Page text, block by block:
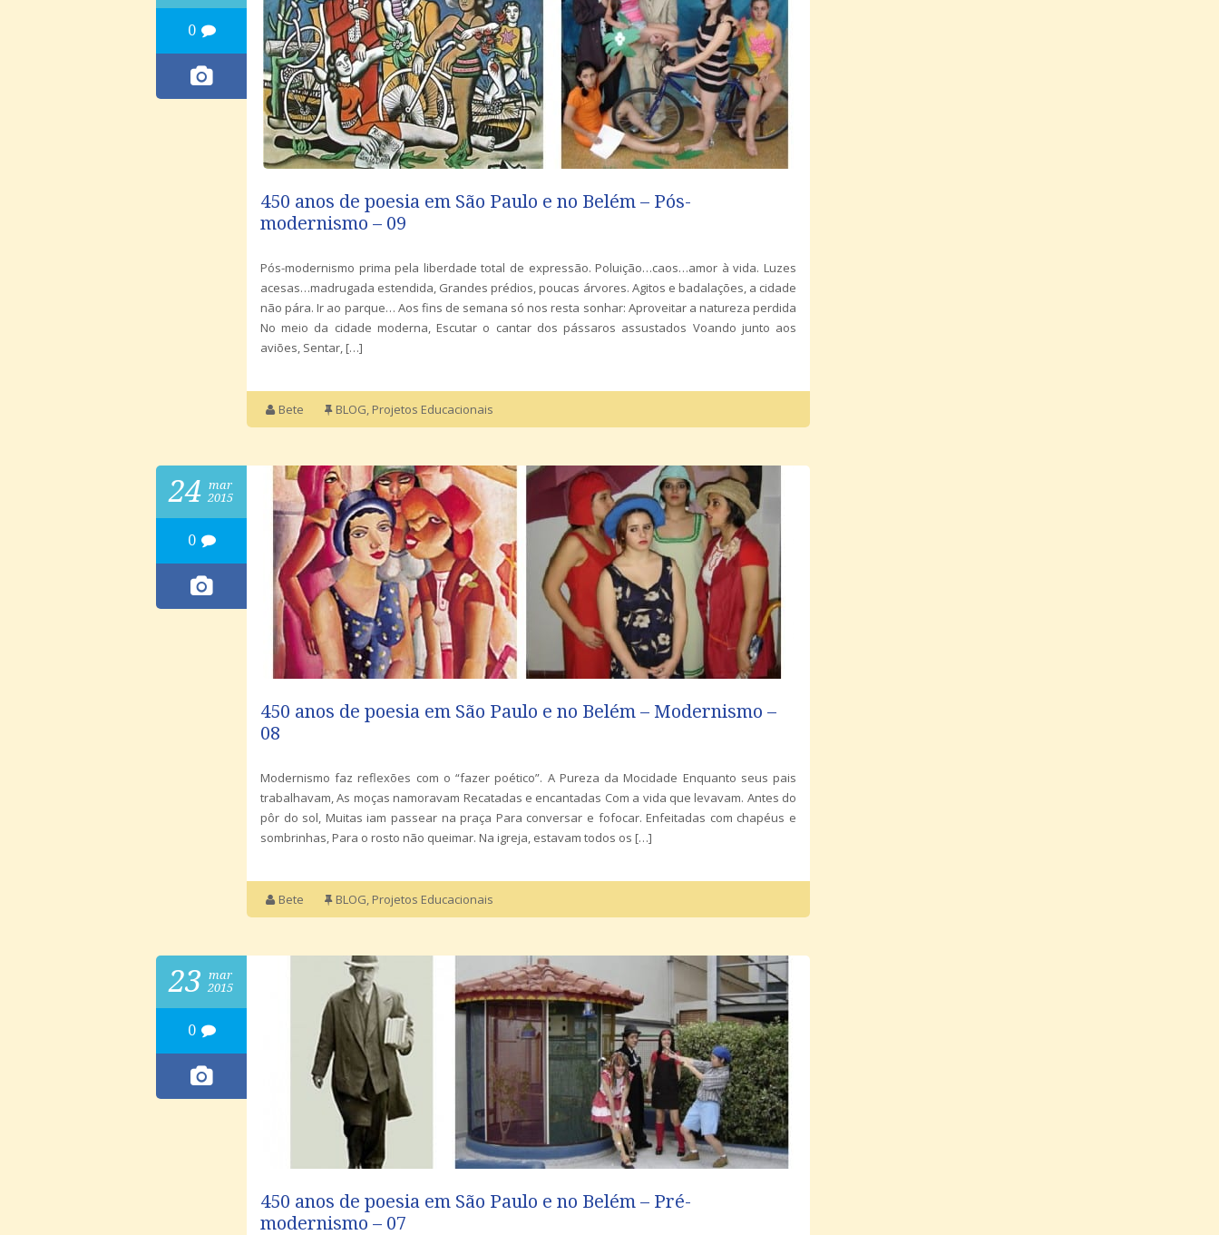
0
450 anos de poesia em São Paulo e no Belém – Pós-
modernismo – 09
Pós-modernismo prima pela liberdade total de expressão. Poluição…caos…amor à vida. Luzes
acesas…madrugada estendida, Grandes prédios, poucas árvores. Agitos e badalações, a cidade
não pára. Ir ao parque… Aos fins de semana só nos resta sonhar: Aproveitar a natureza perdida
No meio da cidade moderna, Escutar o cantar dos pássaros assustados Voando junto aos
aviões, Sentar, […]
Bete BLOG, Projetos Educacionais
24 mar
2015
0
450 anos de poesia em São Paulo e no Belém – Modernismo –
08
Modernismo faz reflexões com o “fazer poético”. A Pureza da Mocidade Enquanto seus pais
trabalhavam, As moças namoravam Recatadas e encantadas Com a vida que levavam. Antes do
pôr do sol, Muitas iam passear na praça Para conversar e fofocar. Enfeitadas com chapéus e
sombrinhas, Para o rosto não queimar. Na igreja, estavam todos os […]
Bete BLOG, Projetos Educacionais
23 mar
2015
0
450 anos de poesia em São Paulo e no Belém – Pré-
modernismo – 07